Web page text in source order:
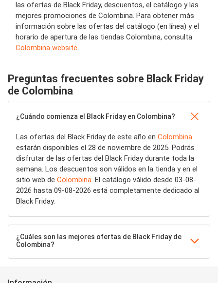
las ofertas de Black Friday, descuentos, el catálogo y las
mejores promociones de Colombina. Para obtener más
información sobre las ofertas del catálogo (en línea) y el
horario de apertura de las tiendas Colombina, consulta
Colombina website.
Preguntas frecuentes sobre Black Friday
de Colombina
¿Cuándo comienza el Black Friday en Colombina?
Las ofertas del Black Friday de este año en Colombina
estarán disponibles el 28 de noviembre de 2025. Podrás
disfrutar de las ofertas del Black Friday durante toda la
semana. Los descuentos son válidos en la tienda y en el
sitio web de Colombina. El catálogo válido desde 03-08-
2026 hasta 09-08-2026 está completamente dedicado al
Black Friday.
¿Cuáles son las mejores ofertas de Black Friday de
Colombina?